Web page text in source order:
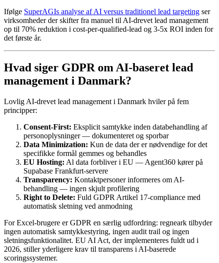
Ifølge SuperAGIs analyse af AI versus traditionel lead targeting ser
virksomheder der skifter fra manuel til AI-drevet lead management
op til 70% reduktion i cost-per-qualified-lead og 3-5x ROI inden for
det første år.
Hvad siger GDPR om AI-baseret lead
management i Danmark?
Lovlig AI-drevet lead management i Danmark hviler på fem
principper:
Consent-First: Eksplicit samtykke inden databehandling af
personoplysninger — dokumenteret og sporbar
Data Minimization: Kun de data der er nødvendige for det
specifikke formål gemmes og behandles
EU Hosting: Al data forbliver i EU — Agent360 kører på
Supabase Frankfurt-servere
Transparency: Kontaktpersoner informeres om AI-
behandling — ingen skjult profilering
Right to Delete: Fuld GDPR Artikel 17-compliance med
automatisk sletning ved anmodning
For Excel-brugere er GDPR en særlig udfordring: regneark tilbyder
ingen automatisk samtykkestyring, ingen audit trail og ingen
sletningsfunktionalitet. EU AI Act, der implementeres fuldt ud i
2026, stiller yderligere krav til transparens i AI-baserede
scoringssystemer.